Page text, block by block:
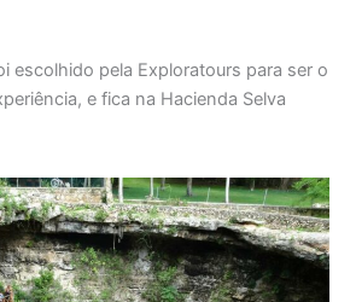
escolhido pela Exploratours para ser o
e fica na Hacienda Selva